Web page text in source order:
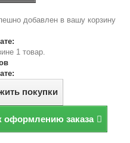
добавлен в вашу корзину
1 товар.
покупки
оформлению заказа